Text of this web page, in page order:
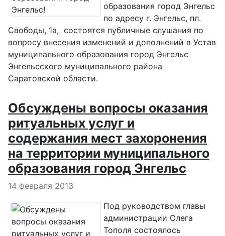
образования город Энгельс
по адресу г. Энгельс, пл.
Свободы, 1а, состоятся публичные слушания по
вопросу внесения изменений и дополнений в Устав
муниципального образования город Энгельс
Энгельсского муниципального района
Саратовской области.
Обсуждены вопросы оказания
ритуальных услуг и
содержания мест захоронения
на территории муниципального
образования город Энгельс
Информация о материале
14 февраля 2013
Под руководством главы
администрации Олега
Тополя состоялось